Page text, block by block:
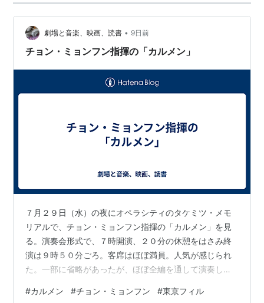
CARMEN
1983年｜ フランス映画・ イタリア映画
フランチェスコ・ロージ
原作：プロスペル・メリメ
リスト::外国の映画::題名::か行
劇場と音楽、映画、読書 • 9日前
チョン・ミョンフン指揮の「カルメン」
７月２９日（水）の夜にオペラシティのタケミツ・メモ
リアルで、チョン・ミョンフン指揮の「カルメン」を見
る。演奏会形式で、７時開演、２０分の休憩をはさみ終
演は９時５０分ごろ。客席はほぼ満員。人気が感じられ
た。一部に省略があったが、ほぼ全編を通して演奏し
ジュニア。踊りは南風野香のスペイン舞踊団という豪華
#カルメン #チョン・ミョンフン #東京フィル